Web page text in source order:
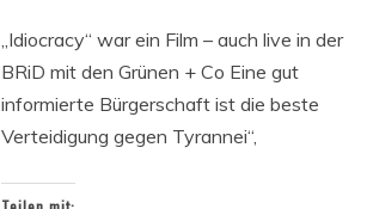
„Idiocracy“ war ein Film – auch live in der
BRiD mit den Grünen + Co Eine gut
informierte Bürgerschaft ist die beste
Verteidigung gegen Tyrannei“,